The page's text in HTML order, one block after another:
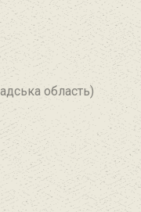
область)